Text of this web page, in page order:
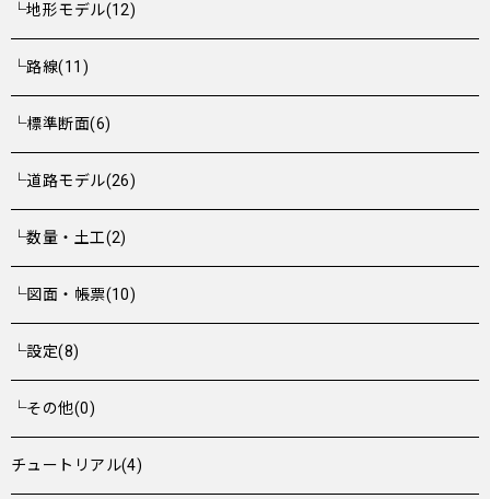
└地形モデル(12)
└路線(11)
└標準断面(6)
└道路モデル(26)
└数量・土工(2)
└図面・帳票(10)
└設定(8)
└その他(0)
チュートリアル(4)